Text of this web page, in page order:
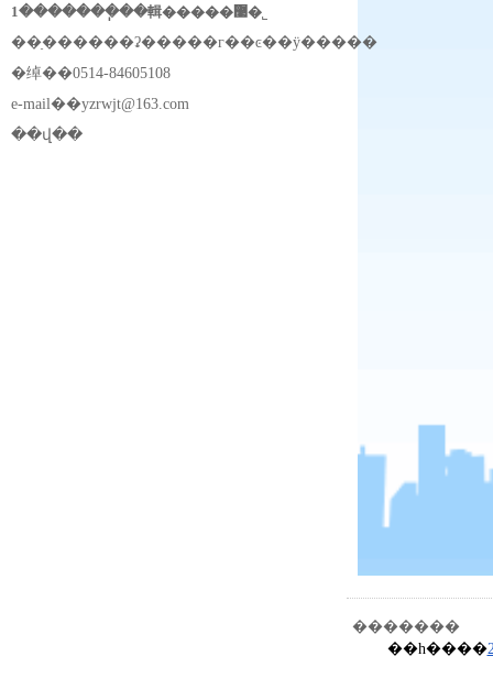
1�������ֽ��輯�����޹�˾
��ַ������ʡ�����г��ͼ��ÿ�����
�绰��0514-84605108
e-mail��yzrwjt@163.com
��վ��
�������
��һ����